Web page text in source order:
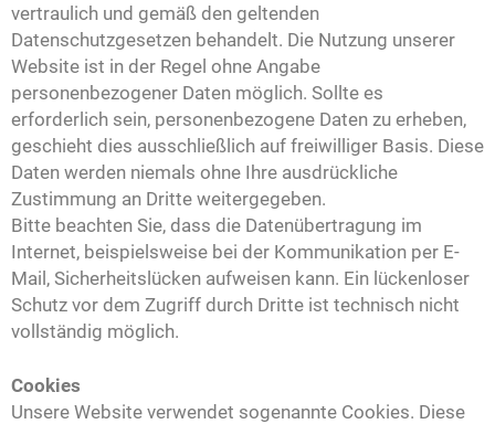
vertraulich und gemäß den geltenden
Datenschutzgesetzen behandelt. Die Nutzung unserer
Website ist in der Regel ohne Angabe
personenbezogener Daten möglich. Sollte es
erforderlich sein, personenbezogene Daten zu erheben,
geschieht dies ausschließlich auf freiwilliger Basis. Diese
Daten werden niemals ohne Ihre ausdrückliche
Zustimmung an Dritte weitergegeben.
Bitte beachten Sie, dass die Datenübertragung im
Internet, beispielsweise bei der Kommunikation per E-
Mail, Sicherheitslücken aufweisen kann. Ein lückenloser
Schutz vor dem Zugriff durch Dritte ist technisch nicht
vollständig möglich.
Cookies
Unsere Website verwendet sogenannte Cookies. Diese